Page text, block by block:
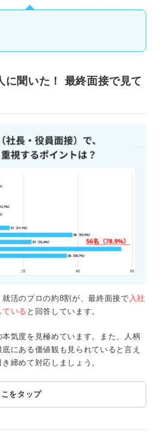
に聞いた！ 最終面接で見て
活のプロの約8割が、最終面接で入社
いる と回答しています。
気度を見極めています。また、人柄
にある価値観も見られていると言え
締めて対応しましょう。
をタップ